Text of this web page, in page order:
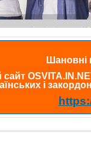
Шановні
і